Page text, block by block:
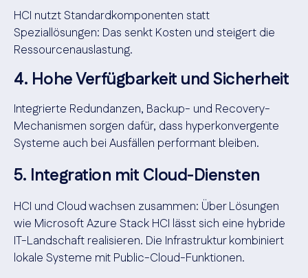
HCI nutzt Standardkomponenten statt
Speziallösungen: Das senkt Kosten und steigert die
Ressourcenauslastung.
4. Hohe Verfügbarkeit und Sicherheit
Integrierte Redundanzen, Backup- und Recovery-
Mechanismen sorgen dafür, dass hyperkonvergente
Systeme auch bei Ausfällen performant bleiben.
5. Integration mit Cloud-Diensten
HCI und Cloud wachsen zusammen: Über Lösungen
wie Microsoft Azure Stack HCI lässt sich eine hybride
IT-Landschaft realisieren. Die Infrastruktur kombiniert
lokale Systeme mit Public-Cloud-Funktionen.